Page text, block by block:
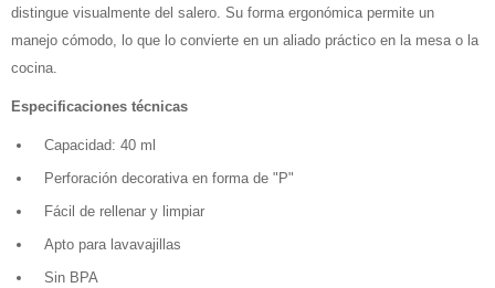
distingue visualmente del salero. Su forma ergonómica permite un
manejo cómodo, lo que lo convierte en un aliado práctico en la mesa o la
cocina.
Especificaciones técnicas
Capacidad: 40 ml
Perforación decorativa en forma de "P"
Fácil de rellenar y limpiar
Apto para lavavajillas
Sin BPA